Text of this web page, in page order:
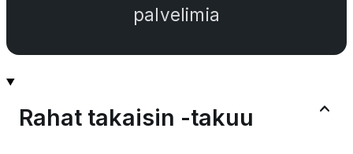
palvelimia
Rahat takaisin -takuu